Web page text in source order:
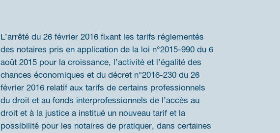
L’arrêté du 26 février 2016 fixant les tarifs réglementés
des notaires pris en application de la loi n°2015-990 du 6
août 2015 pour la croissance, l’activité et l’égalité des
chances économiques et du décret n°2016-230 du 26
février 2016 relatif aux tarifs de certains professionnels
du droit et au fonds interprofessionnels de l’accès au
droit et à la justice a institué un nouveau tarif et la
possibilité pour les notaires de pratiquer, dans certaines